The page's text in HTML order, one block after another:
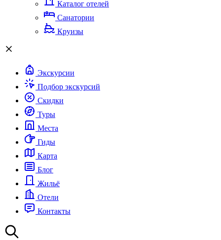
Каталог отелей
Санатории
Круизы
Экскурсии
Подбор экскурсий
Скидки
Туры
Места
Гиды
Карта
Блог
Жильё
Отели
Контакты